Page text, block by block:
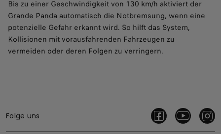
Bis zu einer Geschwindigkeit von 130 km/h aktiviert der
Grande Panda automatisch die Notbremsung, wenn eine
potenzielle Gefahr erkannt wird. So hilft das System,
Kollisionen mit vorausfahrenden Fahrzeugen zu
vermeiden oder deren Folgen zu verringern.
Folge uns